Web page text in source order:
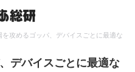
を攻めるゴッパ、デバイスごとに最適な
デバイスごとに最適な